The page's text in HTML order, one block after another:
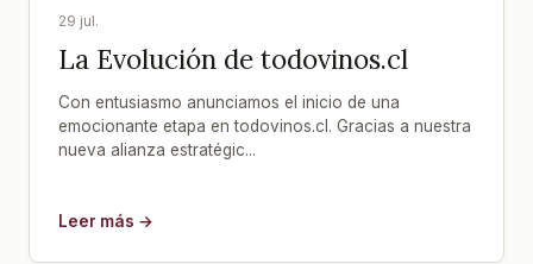
29 jul.
La Evolución de todovinos.cl
Con entusiasmo anunciamos el inicio de una
emocionante etapa en todovinos.cl. Gracias a nuestra
nueva alianza estratégic...
Leer más →